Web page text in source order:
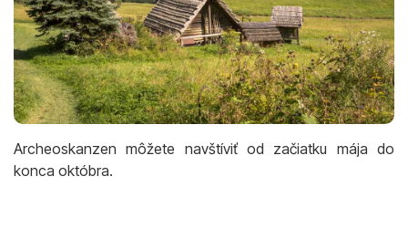
Archeoskanzen môžete navštíviť od začiatku mája do
konca októbra.